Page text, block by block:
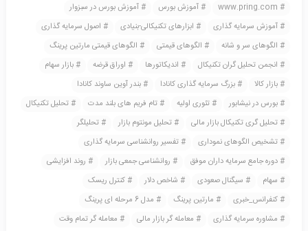
www.pring.com
آموزش بورس
آموزش بورس در سبزوار
آموزش سرمایه گذاری
ابزارهای تکنیکالی-بنیادی
اصول سرمایه گذاری
الگوهای سر و شانه
الگوهای قیمتی
الگوهای قیمتی مارتین پرینگ
انجمن تحلیل گران تکنیکال
اندیکاتورها اوراق قرضه
بازار سهام
بازار کالا
بزرگ سرمایه گذاری کانادا
بندر آوین ساوند کانادا
بورس در نیشابور
تئوری اولیه تام فریم های بلند مدت
تحلیل تکنیکال
تحلیل گری تکنیکال بازار مالی
تحلیل مونتوم بازار
تحلیلگر
تشخیص الگوهای نموداری
تفسیر روانشناسی سرمایه گذاری
دوره جامع سرمایه داران موفق
روانشناسی جمعی بازار
روند افزایشی
سهام
سیگنال صعودی شاخص دلار
کنترل ریسک
کنفرانس_خبری
مارتین پرینگ
مدل 6 مرحله ای پرینگ
مشاوره سرمایه گذاری
معامله گر بازار مالی
معامله گر تمام وقت